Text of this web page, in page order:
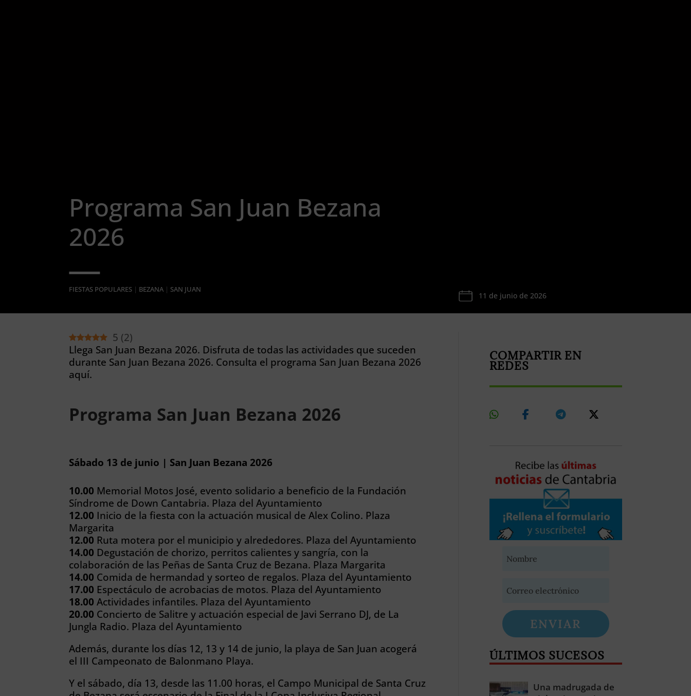
Programa San Juan Bezana
2026
FIESTAS POPULARES | BEZANA | SAN JUAN
11 de junio de 2026
5 (2)
Llega San Juan Bezana 2026. Disfruta de todas las actividades que suceden
durante San Juan Bezana 2026. Consulta el programa San Juan Bezana 2026
aquí.
Programa San Juan Bezana 2026
Sábado 13 de junio | San Juan Bezana 2026
10.00 Memorial Motos José, evento solidario a beneficio de la Fundación
Síndrome de Down Cantabria. Plaza del Ayuntamiento
12.00 Inicio de la fiesta con la actuación musical de Alex Colino. Plaza
Margarita
12.00 Ruta motera por el municipio y alrededores. Plaza del Ayuntamiento
14.00 Degustación de chorizo, perritos calientes y sangría, con la
colaboración de las Peñas de Santa Cruz de Bezana. Plaza Margarita
14.00 Comida de hermandad y sorteo de regalos. Plaza del Ayuntamiento
17.00 Espectáculo de acrobacias de motos. Plaza del Ayuntamiento
18.00 Actividades infantiles. Plaza del Ayuntamiento
20.00 Concierto de Salitre y actuación especial de Javi Serrano DJ, de La
Jungla Radio. Plaza del Ayuntamiento
Además, durante los días 12, 13 y 14 de junio, la playa de San Juan acogerá
el III Campeonato de Balonmano Playa.
Y el sábado, día 13, desde las 11.00 horas, el Campo Municipal de Santa Cruz
COMPARTIR EN
REDES
ENVIAR
ÚLTIMOS SUCESOS
Una madrugada de